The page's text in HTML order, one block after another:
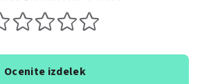
Ocenite izdelek